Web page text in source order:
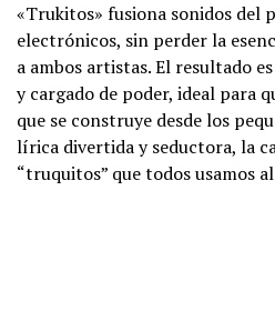
«Trukitos» fusiona sonidos del
electrónicos, sin perder la
a ambos artistas. El resultado
y cargado de poder, ideal para
que se construye desde los
lírica divertida y seductora, la
“truquitos” que todos usamos